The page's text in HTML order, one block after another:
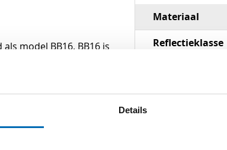
Details
model BB16. BB16 is
het geblokte motief op
voor montage op
Het gaat om
van 2 mm.
Materiaal
Reflectieklasse